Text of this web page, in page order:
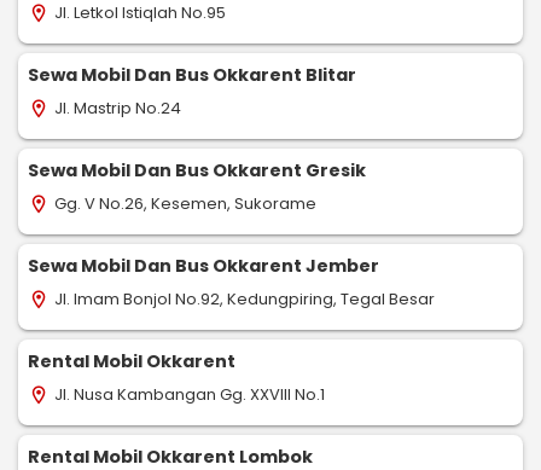
location_on Jl. Letkol Istiqlah No.95
Sewa Mobil Dan Bus Okkarent Blitar
location_on Jl. Mastrip No.24
Sewa Mobil Dan Bus Okkarent Gresik
location_on Gg. V No.26, Kesemen, Sukorame
Sewa Mobil Dan Bus Okkarent Jember
location_on Jl. Imam Bonjol No.92, Kedungpiring, Tegal Besar
Rental Mobil Okkarent
location_on Jl. Nusa Kambangan Gg. XXVIII No.1
Rental Mobil Okkarent Lombok